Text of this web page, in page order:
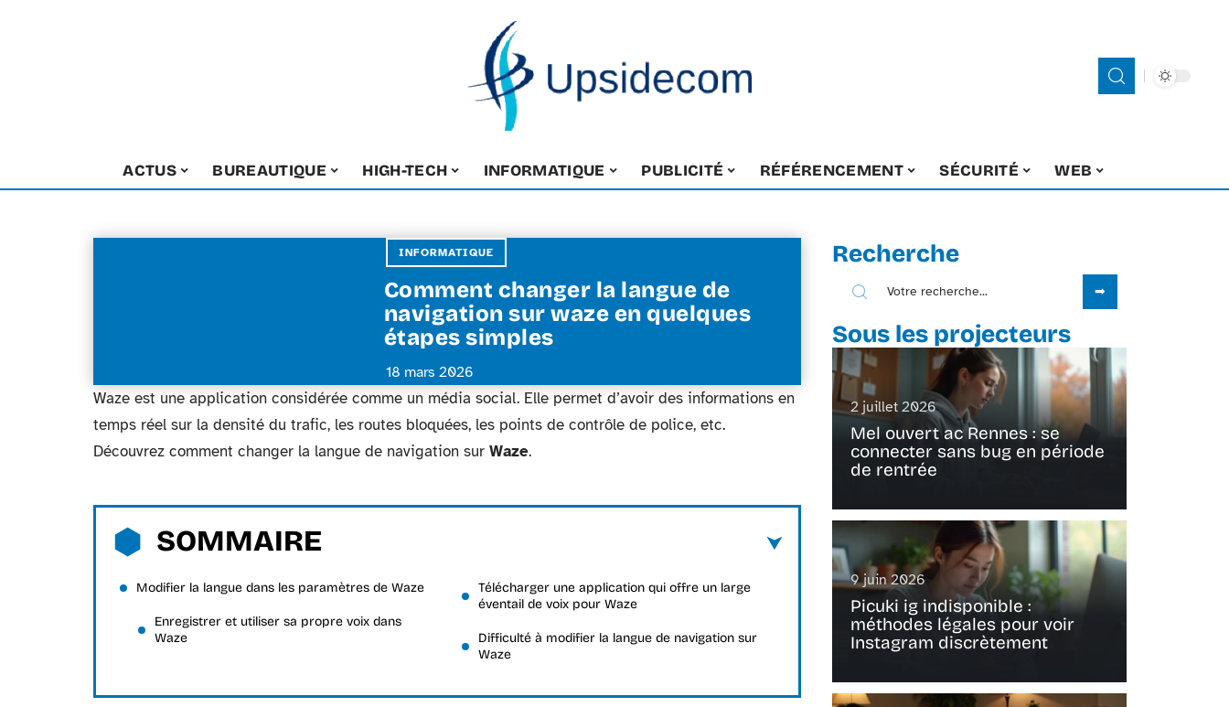
ACTUS BUREAUTIQUE HIGH-TECH INFORMATIQUE PUBLICITÉ RÉFÉRENCEMENT SÉCURITÉ WEB
INFORMATIQUE
Comment changer la langue de
navigation sur waze en quelques
étapes simples
18 mars 2026
Waze est une application considérée comme un média social. Elle permet d’avoir des informations en
temps réel sur la densité du trafic, les routes bloquées, les points de contrôle de police, etc.
Découvrez comment changer la langue de navigation sur Waze.
SOMMAIRE
Modifier la langue dans les paramètres de Waze
Enregistrer et utiliser sa propre voix dans
Waze
Télécharger une application qui offre un large
éventail de voix pour Waze
Difficulté à modifier la langue de navigation sur
Waze
Recherche
Sous les projecteurs
2 juillet 2026
Mel ouvert ac Rennes : se
connecter sans bug en période
de rentrée
9 juin 2026
Picuki ig indisponible :
méthodes légales pour voir
Instagram discrètement